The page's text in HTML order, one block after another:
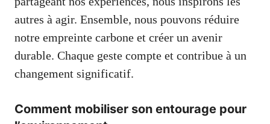
autres à agir. Ensemble, nous pouvons réduire
notre empreinte carbone et créer un avenir
durable. Chaque geste compte et contribue à un
changement significatif.
Comment mobiliser son entourage pour